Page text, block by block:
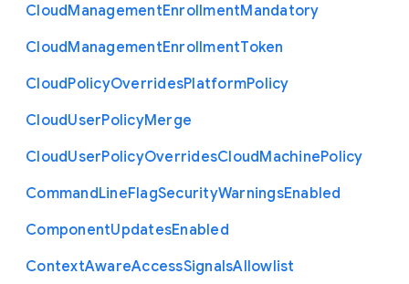
CloudManagementEnrollmentMandatory
CloudManagementEnrollmentToken
CloudPolicyOverridesPlatformPolicy
CloudUserPolicyMerge
CloudUserPolicyOverridesCloudMachinePolicy
CommandLineFlagSecurityWarningsEnabled
ComponentUpdatesEnabled
ContextAwareAccessSignalsAllowlist